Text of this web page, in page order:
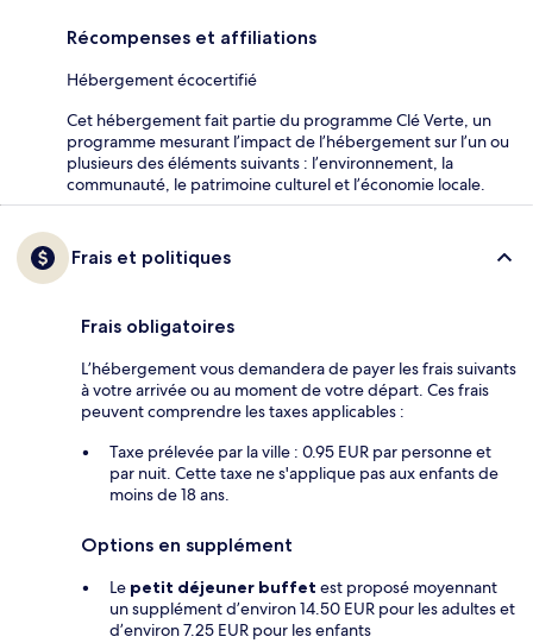
Récompenses et affiliations
Hébergement écocertifié
Cet hébergement fait partie du programme Clé Verte, un
programme mesurant l’impact de l’hébergement sur l’un ou
plusieurs des éléments suivants : l’environnement, la
communauté, le patrimoine culturel et l’économie locale.
Frais et politiques
Frais obligatoires
L’hébergement vous demandera de payer les frais suivants
à votre arrivée ou au moment de votre départ. Ces frais
peuvent comprendre les taxes applicables :
Taxe prélevée par la ville : 0.95 EUR par personne et
par nuit. Cette taxe ne s'applique pas aux enfants de
moins de 18 ans.
Options en supplément
Le petit déjeuner buffet est proposé moyennant
un supplément d’environ 14.50 EUR pour les adultes et
d’environ 7.25 EUR pour les enfants